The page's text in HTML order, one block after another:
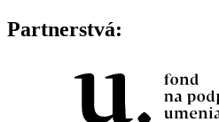
Partnerstvá: